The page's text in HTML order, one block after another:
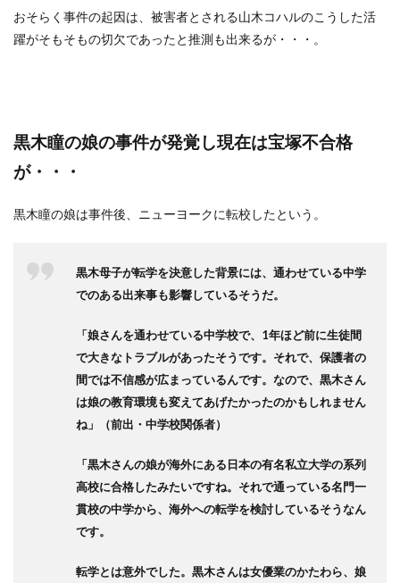
おそらく事件の起因は、被害者とされる山木コハルのこうした活
躍がそもそもの切欠であったと推測も出来るが・・・。
黒木瞳の娘の事件が発覚し現在は宝塚不合格
が・・・
黒木瞳の娘は事件後、ニューヨークに転校したという。
黒木母子が転学を決意した背景には、通わせている中学
でのある出来事も影響しているそうだ。
「娘さんを通わせている中学校で、1年ほど前に生徒間
で大きなトラブルがあったそうです。それで、保護者の
間では不信感が広まっているんです。なので、黒木さん
は娘の教育環境も変えてあげたかったのかもしれません
ね」（前出・中学校関係者）
「黒木さんの娘が海外にある日本の有名私立大学の系列
高校に合格したみたいですね。それで通っている名門一
貫校の中学から、海外への転学を検討しているそうなん
です。
転学とは意外でした。黒木さんは女優業のかたわら、娘